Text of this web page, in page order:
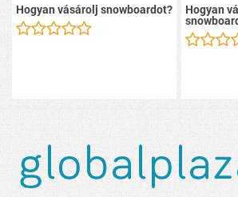
Hogyan vásárolj snowboardot? Hogyan